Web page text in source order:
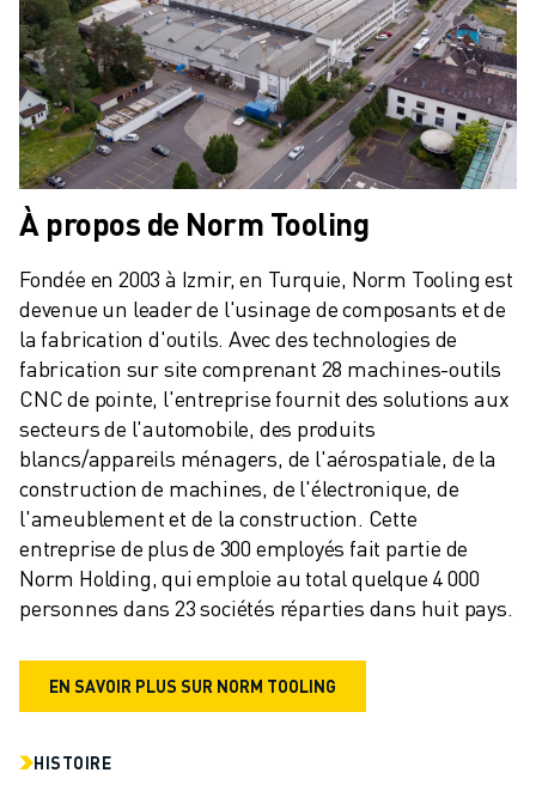
À propos de Norm Tooling
Fondée en 2003 à Izmir, en Turquie, Norm Tooling est
devenue un leader de l'usinage de composants et de
la fabrication d'outils. Avec des technologies de
fabrication sur site comprenant 28 machines-outils
CNC de pointe, l'entreprise fournit des solutions aux
secteurs de l'automobile, des produits
blancs/appareils ménagers, de l'aérospatiale, de la
construction de machines, de l'électronique, de
l'ameublement et de la construction. Cette
entreprise de plus de 300 employés fait partie de
Norm Holding, qui emploie au total quelque 4 000
personnes dans 23 sociétés réparties dans huit pays.
EN SAVOIR PLUS SUR NORM TOOLING
HISTOIRE